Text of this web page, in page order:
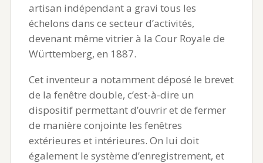
artisan indépendant a gravi tous les
échelons dans ce secteur d’activités,
devenant même vitrier à la Cour Royale de
Württemberg, en 1887.
Cet inventeur a notamment déposé le brevet
de la fenêtre double, c’est-à-dire un
dispositif permettant d’ouvrir et de fermer
de manière conjointe les fenêtres
extérieures et intérieures. On lui doit
également le système d’enregistrement, et